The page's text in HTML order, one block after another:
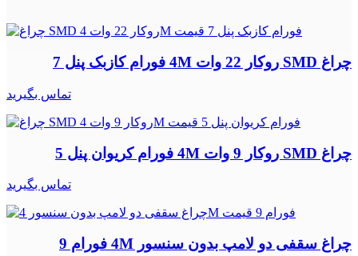
چراغ SMD روکار 22 وات 4M فورام کازبک پنل 7
تماس بگیرید
چراغ SMD روکار 9 وات 4M فورام کریوان پنل 5
تماس بگیرید
چراغ سقفی دو لامپ بدون سنسور 4M فورام 9